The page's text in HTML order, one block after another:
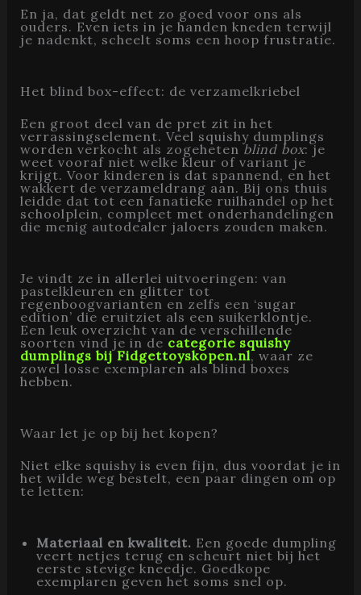
En ja, dat geldt net zo goed voor ons als
ouders. Even iets in je handen kneden terwijl
je nadenkt, scheelt soms een hoop frustratie.
Het blind box-effect: de verzamelkriebel
Een groot deel van de pret zit in het
verrassingselement. Veel squishy dumplings
worden verkocht als zogehetenblind box: je
weet vooraf niet welke kleur of variant je
krijgt. Voor kinderen is dat spannend, en het
wakkert de verzameldrang aan. Bij ons thuis
leidde dat tot een fanatieke ruilhandel op het
schoolplein, compleet met onderhandelingen
die menig autodealer jaloers zouden maken.
Je vindt ze in allerlei uitvoeringen: van
pastelkleuren en glitter tot
regenboogvarianten en zelfs een ‘sugar
edition’ die eruitziet als een suikerklontje.
Een leuk overzicht van de verschillende
soorten vind je in de categorie squishy
dumplings bij Fidgettoyskopen.nl, waar ze
zowel losse exemplaren als blind boxes
hebben.
Waar let je op bij het kopen?
Niet elke squishy is even fijn, dus voordat je in
het wilde weg bestelt, een paar dingen om op
te letten:
Materiaal en kwaliteit. Een goede dumpling
veert netjes terug en scheurt niet bij het
eerste stevige kneedje. Goedkope
exemplaren geven het soms snel op.